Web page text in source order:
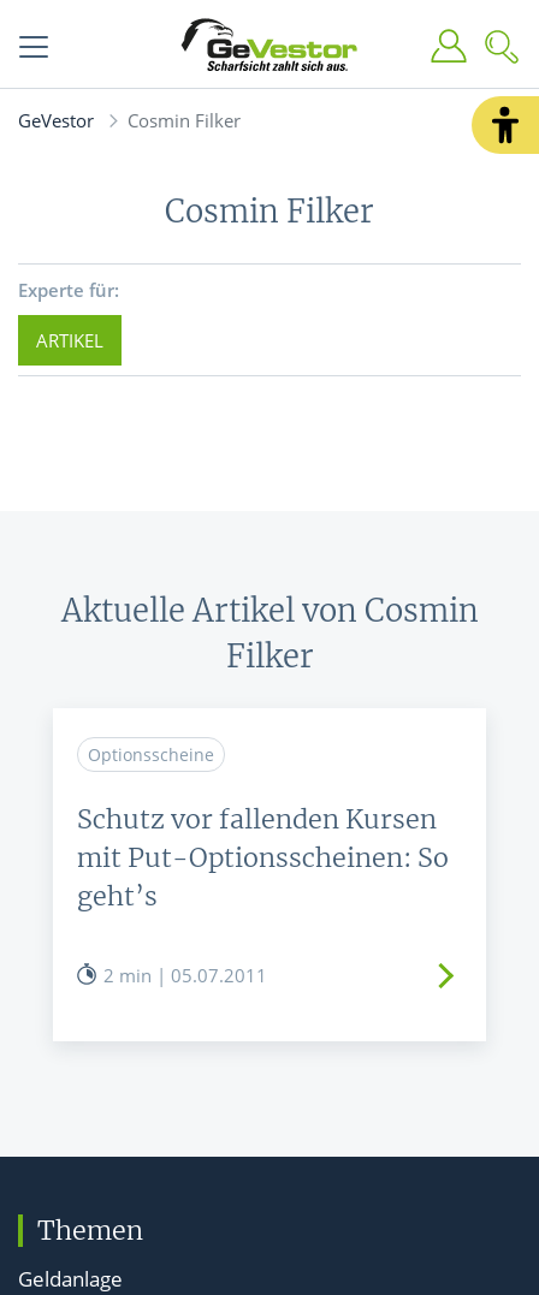
GeVestor Cosmin Filker
Cosmin Filker
Experte für:
ARTIKEL
Aktuelle Artikel von Cosmin
Filker
Optionsscheine
Schutz vor fallenden Kursen
mit Put-Optionsscheinen: So
geht’s
2 min | 05.07.2011
Themen
Geldanlage